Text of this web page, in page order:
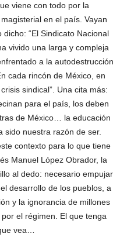
viene con todo por la
en el país. Vayan
“El Sindicato Nacional
vivido una larga y compleja
a la autodestrucción
cada rincón de México, en
sindical”. Una cita más:
para el país, los deben
de México… la educación
sido nuestra razón de ser.
contexto para lo que tiene
Manuel López Obrador, la
al dedo: necesario empujar
desarrollo de los pueblos, a
y la ignorancia de millones
el régimen. El que tenga
vea…